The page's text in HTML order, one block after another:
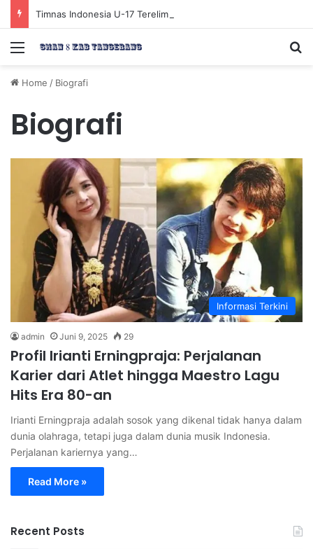
Menu
Home / Biografi
Biografi
Informasi Terkini
admin Juni 9, 2025 29
Profil Irianti Erningpraja: Perjalanan
Karier dari Atlet hingga Maestro Lagu
Hits Era 80-an
Irianti Erningpraja adalah sosok yang dikenal tidak hanya dalam
dunia olahraga, tetapi juga dalam dunia musik Indonesia.
Perjalanan kariernya yang…
Read More »
Recent Posts